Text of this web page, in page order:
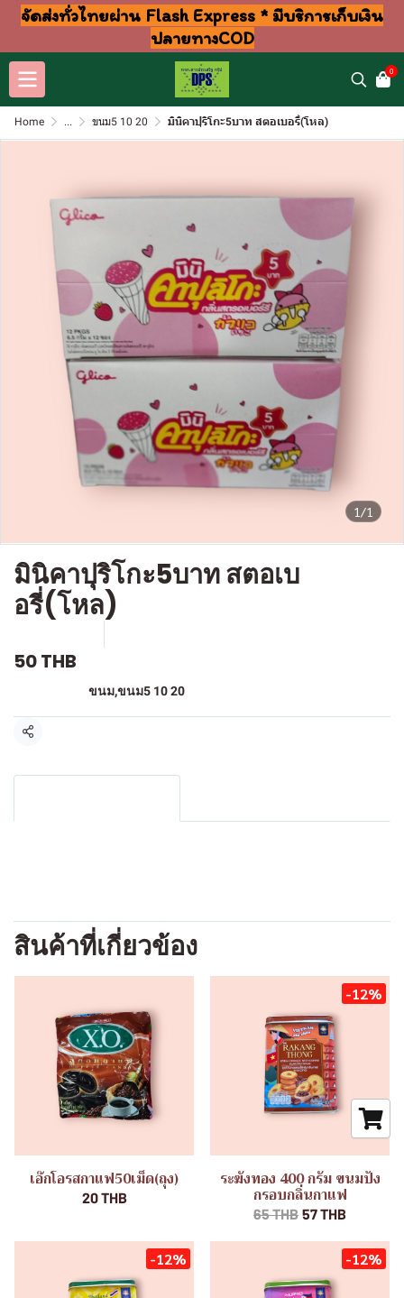
จัดส่งทั่วไทยผ่าน Flash Express * มีบริการเก็บเงิน
ปลายทางCOD
0
Home ... ขนม5 10 20 มินิคาปุริโกะ5บาท สตอเบอรี่(โหล)
1/1
มินิคาปุริโกะ5บาท สตอเบ
อรี่(โหล)
50 THB
ขนม,ขนม5 10 20
แชร์
สินค้าที่เกี่ยวข้อง
เอ๊กโอรสกาแฟ50เม็ด(ถุง)
20 THB
-12%
ระฆังทอง 400 กรัม ขนมปัง
กรอบกลิ่นกาแฟ
65 THB 57 THB
-12% -12%